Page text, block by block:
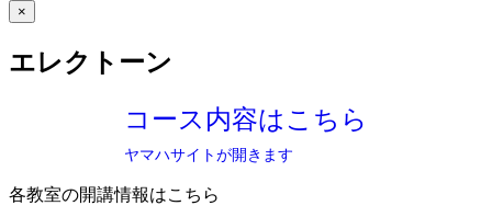
×
エレクトーン
コース内容はこちら
ヤマハサイトが開きます
各教室の開講情報はこちら